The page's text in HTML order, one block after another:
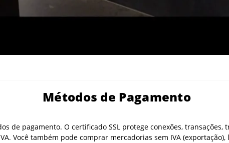
Métodos de Pagamento
de pagamento. O certificado SSL protege conexões,
Você também pode comprar mercadorias sem IVA